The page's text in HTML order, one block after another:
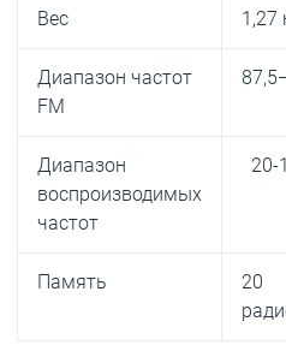
Вес 1,27
Диапазон частот
FM
Диапазон
воспроизводимых
частот
20-
Память
20